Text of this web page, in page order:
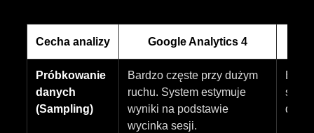
Cecha analizy Google Analytics 4
Próbkowanie
danych
(Sampling)
Bardzo częste przy dużym
ruchu. System estymuje
wyniki na podstawie
wycinka sesji.